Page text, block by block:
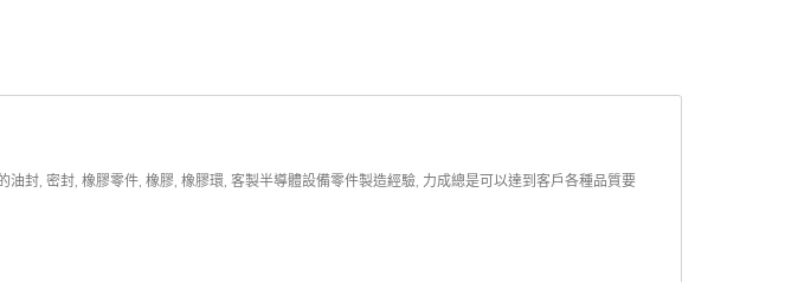
封, 密封, 橡膠零件, 橡膠, 橡膠環, 客製半導體設備零件製造經驗, 力成總是可以達到客戶各種品質要